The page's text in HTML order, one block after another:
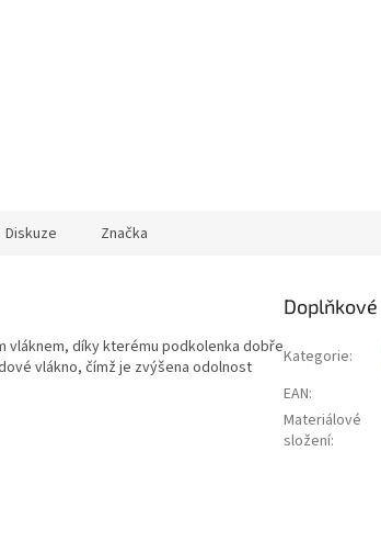
Diskuze Značka
vláknem, díky kterému podkolenka dobře
vlákno, čímž je zvýšena odolnost
Kategorie:
EAN:
Materiálové
složení: